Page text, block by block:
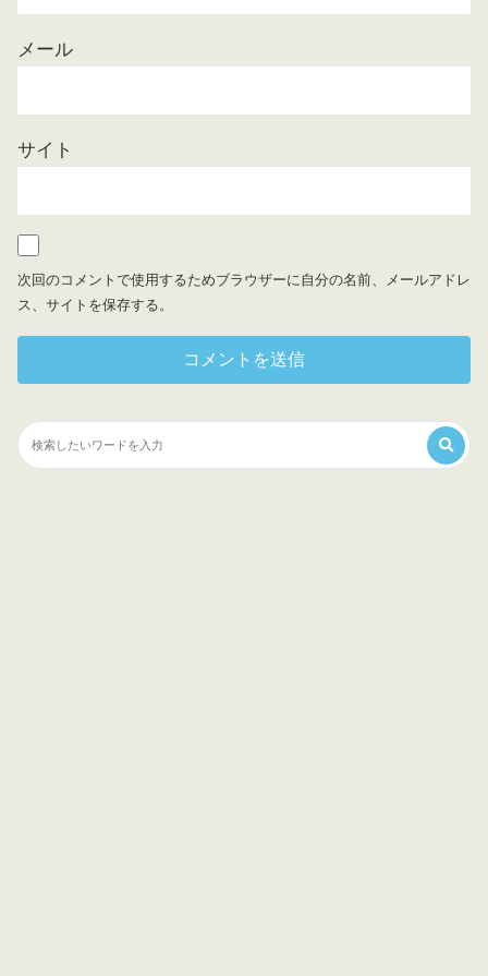
メール
サイト
次回のコメントで使用するためブラウザーに自分の名前、メールアドレ
ス、サイトを保存する。